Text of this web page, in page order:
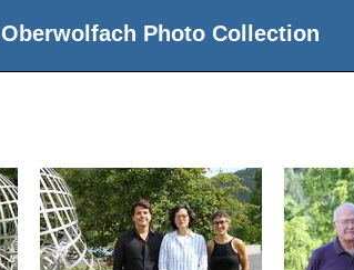
Oberwolfach Photo Collection